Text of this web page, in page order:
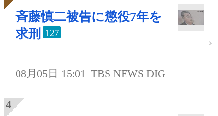
斉藤慎二被告に懲役7年を
求刑
127
08月05日 15:01 TBS NEWS DIG